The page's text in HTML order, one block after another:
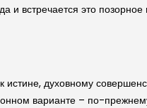
и встречается это
духовному
варианте – по-